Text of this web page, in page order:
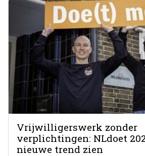
Vrijwilligerswerk zonder
verplichtingen: NLdoet
nieuwe trend zien